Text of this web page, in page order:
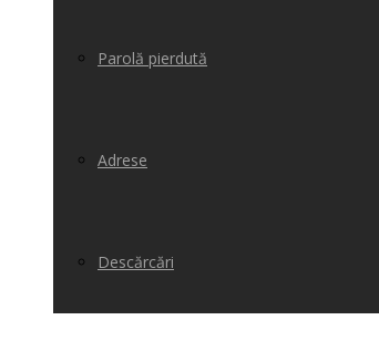
Parolă pierdută
Adrese
Descărcări